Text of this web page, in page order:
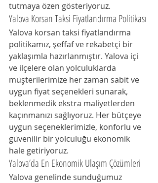
tutmaya özen gösteriyoruz.
Yalova Korsan Taksi Fiyatlandırma Politikası
Yalova korsan taksi fiyatlandırma
politikamız, şeffaf ve rekabetçi bir
yaklaşımla hazırlanmıştır. Yalova içi
ve ilçelere olan yolculuklarda
müşterilerimize her zaman sabit ve
uygun fiyat seçenekleri sunarak,
beklenmedik ekstra maliyetlerden
kaçınmanızı sağlıyoruz. Her bütçeye
uygun seçeneklerimizle, konforlu ve
güvenilir bir yolculuğu ekonomik
hale getiriyoruz.
Yalova’da En Ekonomik Ulaşım Çözümleri
Yalova genelinde sunduğumuz